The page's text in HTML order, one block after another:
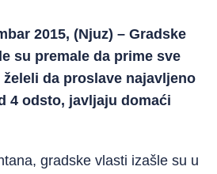
2015, (Njuz) – Gradske
su premale da prime sve
da proslave najavljeno
4 odsto, javljaju domaći
gradske vlasti izašle su u